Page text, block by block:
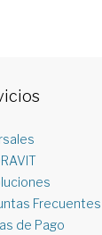
Frecuentes
de Pago